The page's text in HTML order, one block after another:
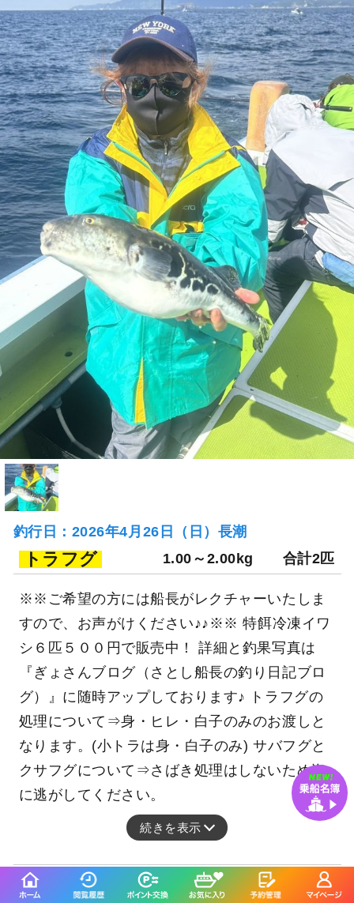
釣行日：2026年4月26日（日）長潮
トラフグ 1.00～2.00kg 合計2匹
※※ご希望の方には船長がレクチャーいたしま
すので、お声がけください♪♪※※ 特餌冷凍イワ
シ６匹５００円で販売中！ 詳細と釣果写真は
『ぎょさんブログ（さとし船長の釣り日記ブロ
グ）』に随時アップしております♪ トラフグの
処理について⇒身・ヒレ・白子のみのお渡しと
なります。(小トラは身・白子のみ) サバフグと
クサフグについて⇒さばき処理はしないため海
に逃がしてください。
続きを表示
釣行当日の気象情報を表示